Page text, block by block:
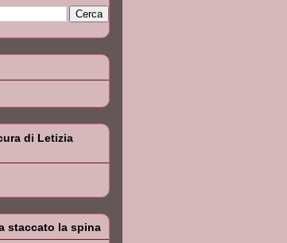
di Letizia
staccato la spina